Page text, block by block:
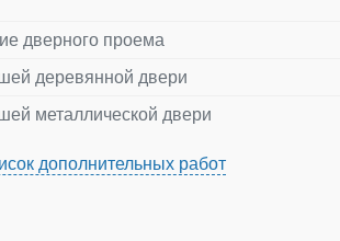
дверного проема
деревянной двери
металлической двери
дополнительных работ